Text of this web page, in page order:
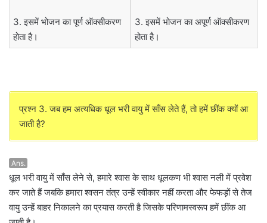
3. इसमें भोजन का पूर्ण ऑक्सीकरण
होता है।
3. इसमें भोजन का अपूर्ण ऑक्सीकरण
होता है।
प्रश्न 3. जब हम अत्यधिक धूल भरी वायु में साँस लेते हैं, तो हमें छींक क्यों आ
जाती है?
Ans.
धूल भरी वायु में साँस लेने से, हमारे श्वास के साथ धूलकण भी श्वास नली में प्रवेश
कर जाते हैं जबकि हमारा श्वसन तंत्र उन्हें स्वीकार नहीं करता और फेफड़ों से तेज
वायु उन्हें बाहर निकालने का प्रयास करती है जिसके परिणामस्वरूप हमें छींक आ